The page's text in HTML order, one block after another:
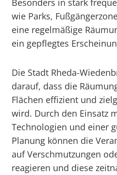
Besonders in stark
wie Parks,
eine regelmäßige
ein gepflegtes
Die Stadt Rheda-
darauf, dass die
Flächen effizient und
wird. Durch den Einsatz
Technologien und einer
Planung können die
auf Verschmutzungen
reagieren und diese